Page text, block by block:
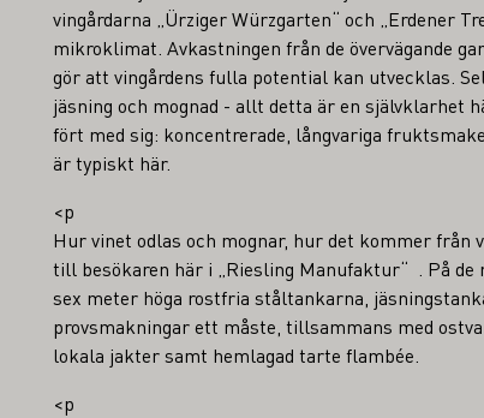
vingårdarna „Ürziger Würzgarten“ och „Erdener
mikroklimat. Avkastningen från de övervägande
gör att vingårdens fulla potential kan utvecklas.
jäsning och mognad - allt detta är en självklarhet
fört med sig: koncentrerade, långvariga
är typiskt här.
<p
Hur vinet odlas och mognar, hur det kommer
till besökaren här i „Riesling Manufaktur“ . På de
sex meter höga rostfria ståltankarna,
provsmakningar ett måste, tillsammans med
lokala jakter samt hemlagad tarte flambée.
<p